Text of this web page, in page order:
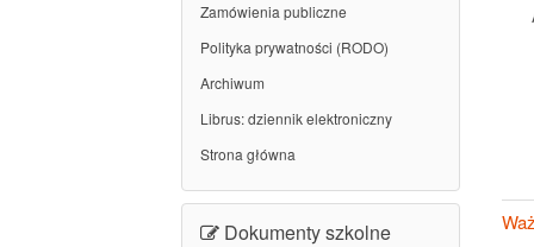
Zamówienia publiczne
Polityka prywatności (RODO)
Archiwum
Librus: dziennik elektroniczny
Strona główna
Dokumenty szkolne